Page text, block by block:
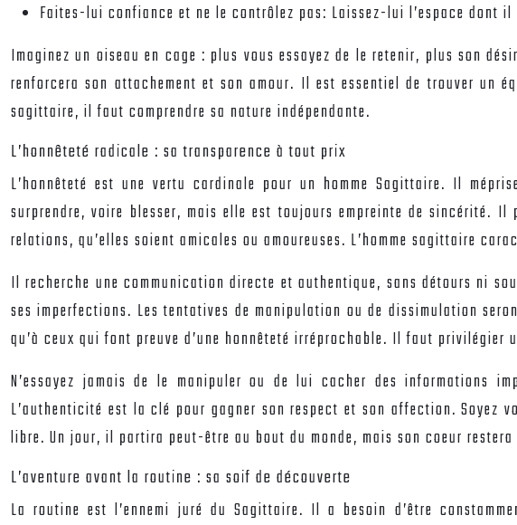
Faites-lui confiance et ne le contrôlez pas: Laissez-lui l’espace dont il
Imaginez un oiseau en cage : plus vous essayez de le retenir, plus son
renforcera son attachement et son amour. Il est essentiel de trouver un
sagittaire, il faut comprendre sa nature indépendante.
L’honnêteté radicale : sa transparence à tout prix
L’honnêteté est une vertu cardinale pour un homme Sagittaire. Il
surprendre, voire blesser, mais elle est toujours empreinte de sincérité.
relations, qu’elles soient amicales ou amoureuses. L’homme sagittaire
Il recherche une communication directe et authentique, sans détours ni
ses imperfections. Les tentatives de manipulation ou de dissimulation
qu’à ceux qui font preuve d’une honnêteté irréprochable. Il faut
N’essayez jamais de le manipuler ou de lui cacher des informations
L’authenticité est la clé pour gagner son respect et son affection.
libre. Un jour, il partira peut-être au bout du monde, mais son coeur
L’aventure avant la routine : sa soif de découverte
La routine est l’ennemi juré du Sagittaire. Il a besoin d’être